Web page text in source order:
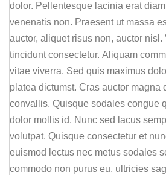
dolor. Pellentesque lacinia erat
venenatis non. Praesent ut massa
auctor, aliquet risus non, auctor
tincidunt consectetur. Aliquam
vitae viverra. Sed quis maximus
platea dictumst. Cras auctor magna
convallis. Quisque sodales congue
dolor mollis id. Nunc sed lacus
volutpat. Quisque consectetur et
euismod lectus nec metus sodales
commodo non purus eu, ultricies